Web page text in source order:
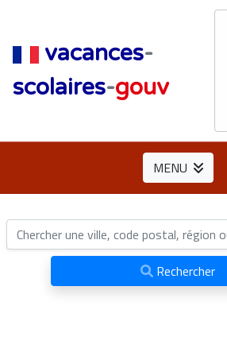
vacances-
scolaires-gouv
MENU
Rechercher